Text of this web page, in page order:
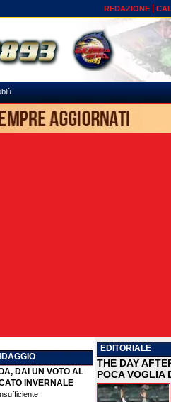
REDAZIONE
DAI UN VOTO AL
INVERNALE
EDITORIALE
THE DAY
POCA VOGLIA